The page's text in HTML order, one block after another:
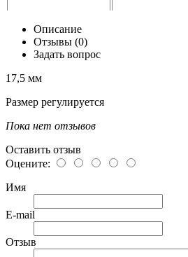
Описание
Отзывы (0)
Задать вопрос
17,5 мм
Размер регулируется
Пока нет отзывов
Оставить отзыв
Оцените:
Имя
E-mail
Отзыв